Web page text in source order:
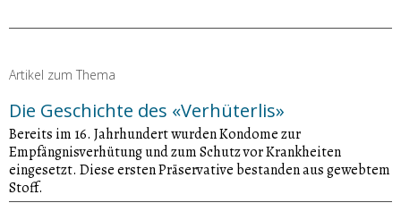
Artikel zum Thema
Die Geschichte des «Verhüterlis»
Bereits im 16. Jahrhundert wurden Kondome zur
Empfängnisverhütung und zum Schutz vor Krankheiten
eingesetzt. Diese ersten Präservative bestanden aus gewebtem
Stoff.